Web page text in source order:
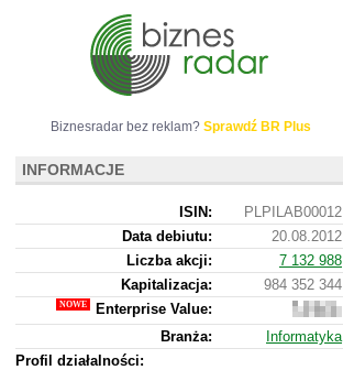
Biznesradar bez reklam? Sprawdź BR Plus
INFORMACJE
ISIN:
PLPILAB00012
Data debiutu:
20.08.2012
Liczba akcji:
7 132 988
Kapitalizacja:
984 352 344
Enterprise Value:
704
344
Branża:
Informatyka
Profil działalności: